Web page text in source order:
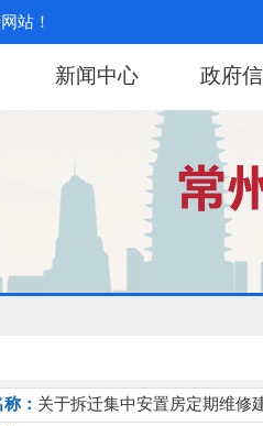
站！
新闻中心 政府
： 关于拆迁集中安置房定期维修